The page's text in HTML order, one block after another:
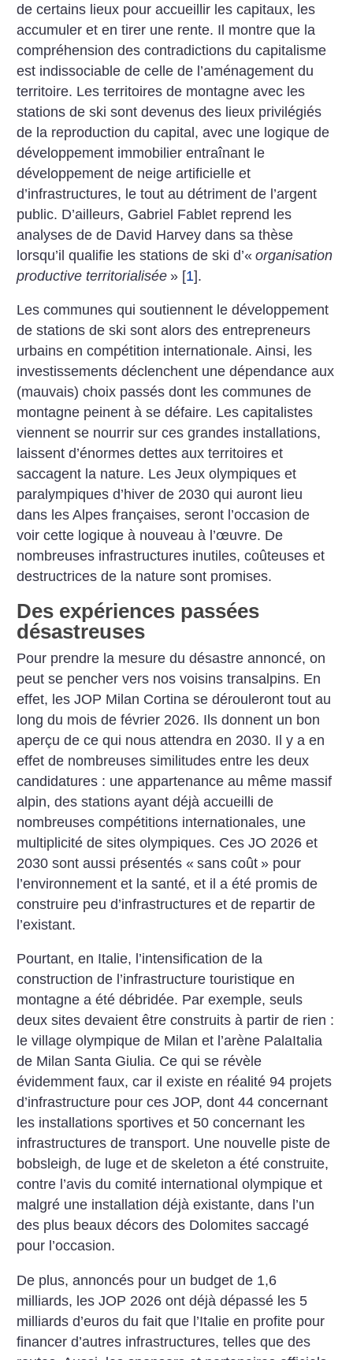
de certains lieux pour accueillir les capitaux, les
accumuler et en tirer une rente. Il montre que la
compréhension des contradictions du capitalisme
est indissociable de celle de l’aménagement du
territoire. Les territoires de montagne avec les
stations de ski sont devenus des lieux privilégiés
de la reproduction du capital, avec une logique de
développement immobilier entraînant le
développement de neige artificielle et
d’infrastructures, le tout au détriment de l’argent
public. D’ailleurs, Gabriel Fablet reprend les
analyses de de David Harvey dans sa thèse
lorsqu’il qualifie les stations de ski d’« organisation
productive territorialisée » [1].
Les communes qui soutiennent le développement
de stations de ski sont alors des entrepreneurs
urbains en compétition internationale. Ainsi, les
investissements déclenchent une dépendance aux
(mauvais) choix passés dont les communes de
montagne peinent à se défaire. Les capitalistes
viennent se nourrir sur ces grandes installations,
laissent d’énormes dettes aux territoires et
saccagent la nature. Les Jeux olympiques et
paralympiques d’hiver de 2030 qui auront lieu
dans les Alpes françaises, seront l’occasion de
voir cette logique à nouveau à l’œuvre. De
nombreuses infrastructures inutiles, coûteuses et
destructrices de la nature sont promises.
Des expériences passées
désastreuses
Pour prendre la mesure du désastre annoncé, on
peut se pencher vers nos voisins transalpins. En
effet, les JOP Milan Cortina se dérouleront tout au
long du mois de février 2026. Ils donnent un bon
aperçu de ce qui nous attendra en 2030. Il y a en
effet de nombreuses similitudes entre les deux
candidatures : une appartenance au même massif
alpin, des stations ayant déjà accueilli de
nombreuses compétitions internationales, une
multiplicité de sites olympiques. Ces JO 2026 et
2030 sont aussi présentés « sans coût » pour
l’environnement et la santé, et il a été promis de
construire peu d’infrastructures et de repartir de
l’existant.
Pourtant, en Italie, l’intensification de la
construction de l’infrastructure touristique en
montagne a été débridée. Par exemple, seuls
deux sites devaient être construits à partir de rien :
le village olympique de Milan et ­l’arène PalaItalia
de Milan Santa Giulia. Ce qui se révèle
évidemment faux, car il existe en réalité 94 projets
d’infrastructure pour ces JOP, dont 44 concernant
les installations sportives et 50 concernant les
infrastructures de transport. Une nouvelle piste de
bobsleigh, de luge et de skeleton a été construite,
contre l’avis du comité international olympique et
malgré une installation déjà existante, dans l’un
des plus beaux décors des Dolomites saccagé
pour l’occasion.
De plus, annoncés pour un budget de 1,6
milliards, les JOP 2026 ont déjà dépassé les 5
milliards ­d’euros du fait que l’Italie en profite pour
financer d’autres infrastructures, telles que des